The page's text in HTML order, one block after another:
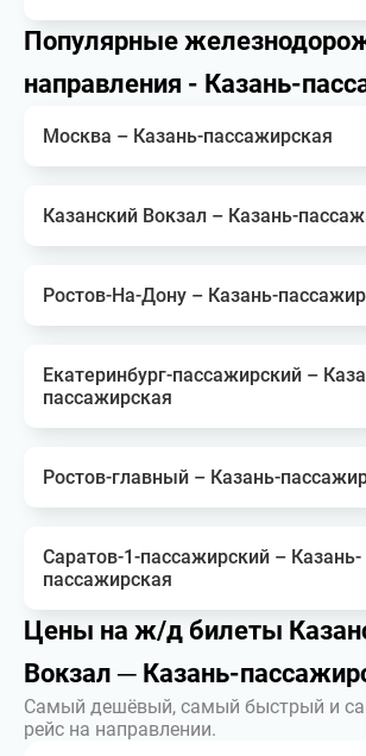
Популярные
направления - Казань-
Москва – Казань-пассажирская
Казанский Вокзал – Казань-
Ростов-На-Дону – Казань-
Екатеринбург-пассажирский –
пассажирская
Ростов-главный – Казань-
Саратов-1-пассажирский – Казань-
пассажирская
Цены на ж/д билеты
Вокзал ─ Казань-
Самый дешёвый, самый быстрый и
рейс на направлении.